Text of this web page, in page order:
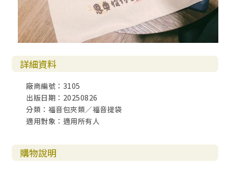
詳細資料
廠商編號：3105
出版日期：20250826
分類：福音包夾類／福音提袋
適用對象：適用所有人
購物說明